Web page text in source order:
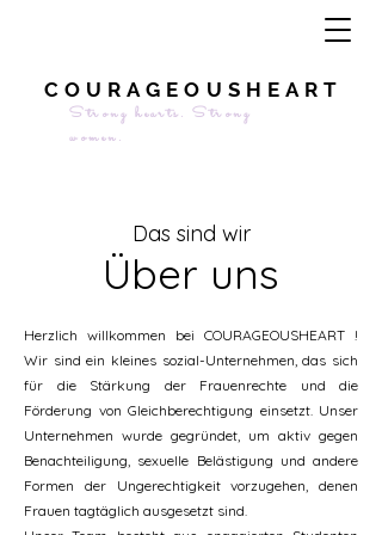
COURAGEOUSHEART
Strong hearts. Strong
women.
Das sind wir
Über uns
Herzlich willkommen bei COURAGEOUSHEART !
Wir sind ein kleines sozial-Unternehmen, das sich
für die Stärkung der Frauenrechte und die
Förderung von Gleichberechtigung einsetzt. Unser
Unternehmen wurde gegründet, um aktiv gegen
Benachteiligung, sexuelle Belästigung und andere
Formen der Ungerechtigkeit vorzugehen, denen
Frauen tagtäglich ausgesetzt sind.